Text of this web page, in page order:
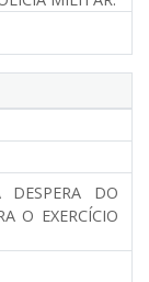
DO
O EXERCÍCIO